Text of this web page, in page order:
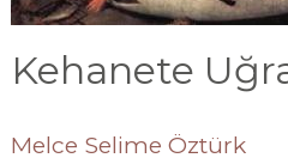
Kehanete
Melce Selime Öztürk